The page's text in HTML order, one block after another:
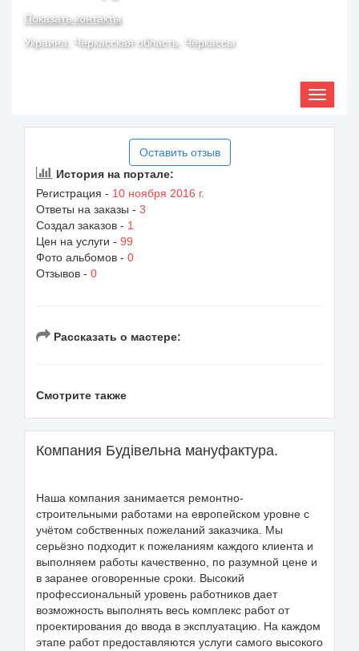
Показать контакты
Украина, Черкасская область, Черкассы
Оставить отзыв
История на портале:
Регистрация - 10 ноября 2016 г.
Ответы на заказы - 3
Создал заказов - 1
Цен на услуги - 99
Фото альбомов - 0
Отзывов - 0
Рассказать о мастере:
Смотрите также
Компания Будівельна мануфактура.
Наша компания занимается ремонтно-
строительными работами на европейском уровне с
учётом собственных пожеланий заказчика. Мы
серьёзно подходит к пожеланиям каждого клиента и
выполняем работы качественно, по разумной цене и
в заранее оговоренные сроки. Высокий
профессиональный уровень работников дает
возможность выполнять весь комплекс работ от
проектирования до ввода в эксплуатацию. На каждом
этапе работ предоставляются услуги самого высокого